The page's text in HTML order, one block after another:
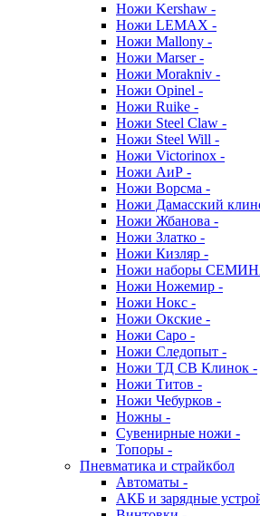
Ножи Kershaw -
Ножи LEMAX -
Ножи Mallony -
Ножи Marser -
Ножи Morakniv -
Ножи Opinel -
Ножи Ruike -
Ножи Steel Claw -
Ножи Steel Will -
Ножи Victorinox -
Ножи АиР -
Ножи Ворсма -
Ножи Дамасский
Ножи Жбанова -
Ножи Златко -
Ножи Кизляр -
Ножи наборы
Ножи Ножемир -
Ножи Нокс -
Ножи Окские -
Ножи Саро -
Ножи Следопыт -
Ножи ТД СВ Клинок -
Ножи Титов -
Ножи Чебурков -
Ножны -
Сувенирные ножи -
Топоры -
Пневматика и страйкбол
Автоматы -
АКБ и зарядные